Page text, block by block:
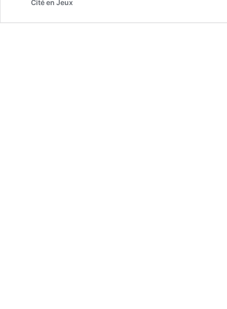
Cité en Jeux